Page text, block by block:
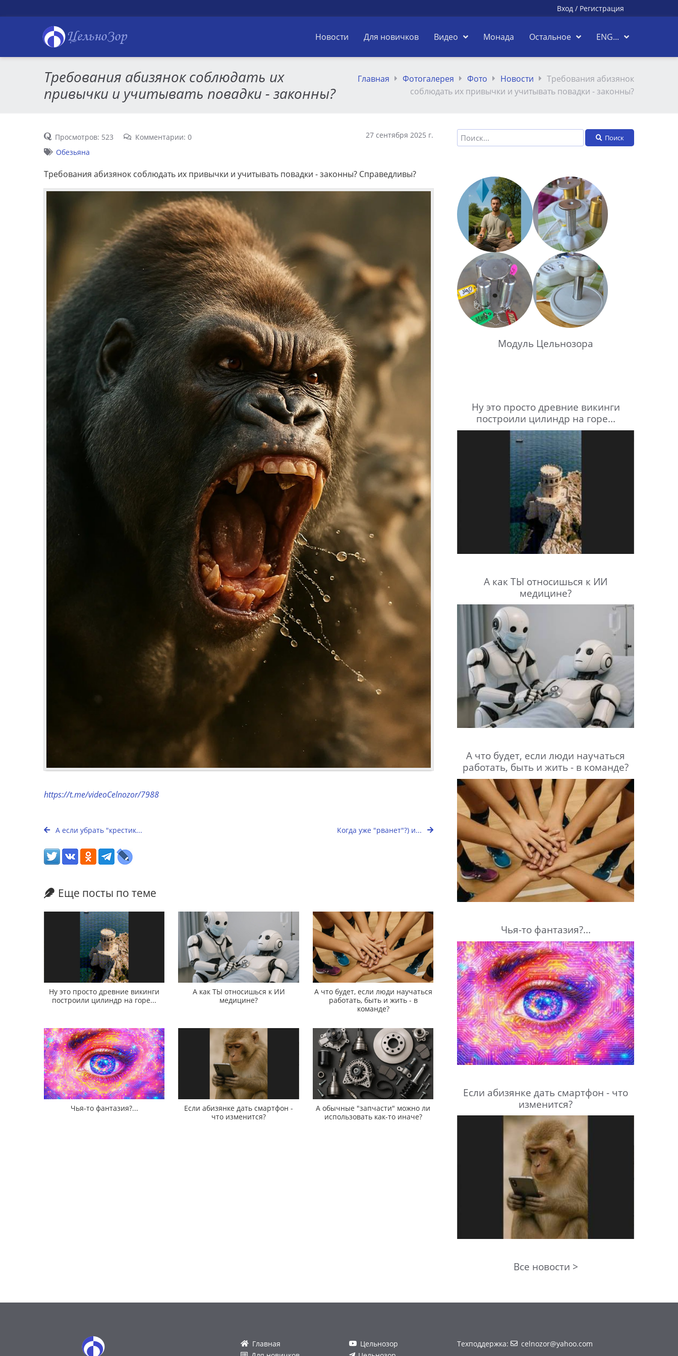
Вход / Регистрация
ЦельноЗор Новости Для новичков Видео Монада Остальное ENG...
Требования абизянок соблюдать их
привычки и учитывать повадки - законны?
Главная Фотогалерея Фото Новости
Требования абизянок
соблюдать их привычки и учитывать повадки - законны?
Просмотров: 523 Комментарии: 0
27 сентября 2025 г.
Обезьяна
Требования абизянок соблюдать их привычки и учитывать повадки - законны? Справедливы?
https://t.me/videoCelnozor/7988
А если убрать "крестик... Когда уже "рванет"?) и...
Еще посты по теме
Ну это просто древние викинги
построили цилиндр на горе...
А как ТЫ относишься к ИИ
медицине?
А что будет, если люди научаться
работать, быть и жить - в
команде?
Чья-то фантазия?...
Если абизянке дать смартфон -
что изменится?
А обычные "запчасти" можно ли
использовать как-то иначе?
Поиск
Модуль Цельнозора
Ну это просто древние викинги
построили цилиндр на горе...
А как ТЫ относишься к ИИ
медицине?
А что будет, если люди научаться
работать, быть и жить - в команде?
Чья-то фантазия?...
Если абизянке дать смартфон - что
изменится?
Все новости >
Главная
Цельнозор
Техподдержка: celnozor@yahoo.com